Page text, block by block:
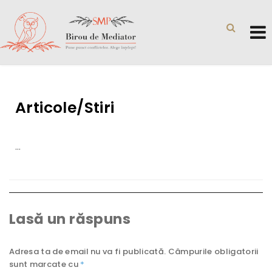
Articole/Stiri
…
Lasă un răspuns
Adresa ta de email nu va fi publicată. Câmpurile obligatorii
sunt marcate cu *